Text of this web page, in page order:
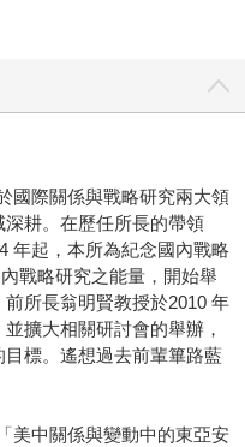
國際關係與戰略研究兩大領
耕。在歷任所長的帶領
年起，本所為紀念國內戰略
戰略研究之能量，開始舉
所長翁明賢教授於2010 年
擴大相關研討會的舉辦，
標。遙想過去前輩篳路藍
美中關係與變動中的東亞安